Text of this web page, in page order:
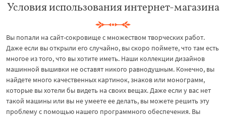
Условия использования интернет-магазина
Вы попали на сайт-сокровище с множеством творческих работ.
Даже если вы открыли его случайно, вы скоро поймете, что там есть
многое из того, что вы хотите иметь. Наши коллекции дизайнов
машинной вышивки не оставят никого равнодушным. Конечно, вы
найдете много качественных картинок, знаков или монограмм,
которые вы хотели бы видеть на своих вещах. Даже если у вас нет
такой машины или вы не умеете ее делать, вы можете решить эту
проблему с помощью нашего программного обеспечения. Вы